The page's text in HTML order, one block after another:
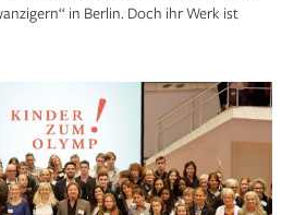
in Berlin. Doch ihr Werk ist